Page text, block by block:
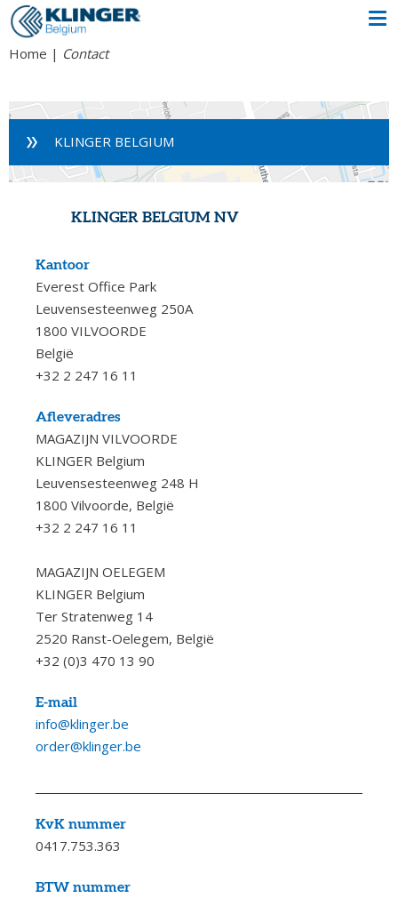
Home Contact
KLINGER BELGIUM
KLINGER BELGIUM NV
Kantoor
Everest Office Park
Leuvensesteenweg 250A
1800 VILVOORDE
België
+32 2 247 16 11
Afleveradres
MAGAZIJN VILVOORDE
KLINGER Belgium
Leuvensesteenweg 248 H
1800 Vilvoorde, België
+32 2 247 16 11
MAGAZIJN OELEGEM
KLINGER Belgium
Ter Stratenweg 14
2520 Ranst-Oelegem, België
+32 (0)3 470 13 90
E-mail
info@klinger.be
order@klinger.be
KvK nummer
0417.753.363
BTW nummer